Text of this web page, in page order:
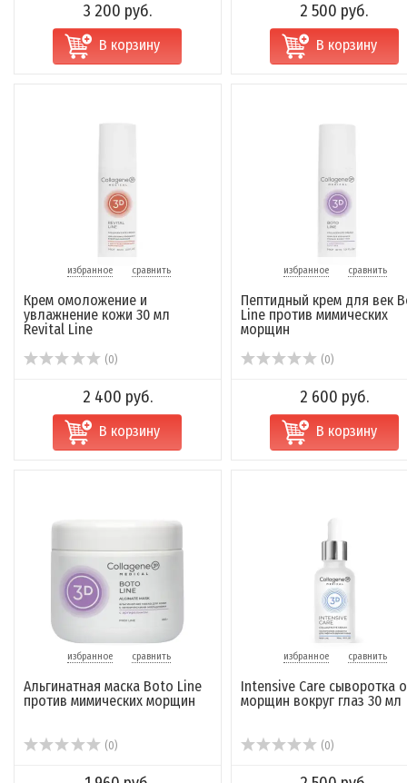
3 200 руб.
В корзину
2 500 руб.
В корзину
избранное сравнить
Крем омоложение и
увлажнение кожи 30 мл
Revital Line
(0)
2 400 руб.
В корзину
избранное сравнить
Пептидный крем для век
Line против мимических
морщин
(0)
2 600 руб.
В корзину
избранное сравнить
Альгинатная маска Boto Line
против мимических морщин
(0)
избранное сравнить
Intensive Care сыворотка
морщин вокруг глаз 30 мл
(0)